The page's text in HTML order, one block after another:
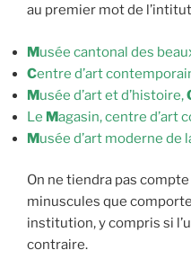
au premier mot de
Musée cantonal des
Centre d’art
Musée d’art et d’histoire,
Le Magasin, centre d’art
Musée d’art moderne de
On ne tiendra pas
minuscules que
institution, y compris si
contraire.